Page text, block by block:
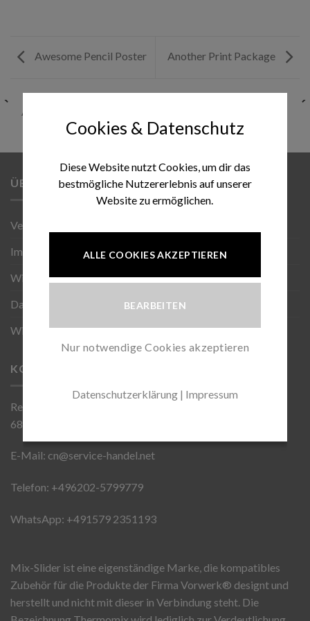
Awesome Pencil Poster Another Print Package
ANOTHER PRINT PACKAGE
ÜBER UNS
Versand
Impressum
Wiederruf
Datenschutz
Wiederverkäufer werden
KONTAKT
Reinhardtweg 3
68723 Schwetzingen
E-Mail: cn@service-handel.net
Telefon: +496202-5799779
WhatsApp: +491579 2351193
Mix-Slider ist eine eigenständige Marke, die kompatibles
Zubehör für die Produkte der Firma Vorwerk®️ designt und
herstellt und nicht mit dieser in Verbindung steht. Die
Cookies & Datenschutz
Diese Website nutzt Cookies, um dir das
bestmögliche Nutzererlebnis auf unserer
Website zu ermöglichen.
ALLE COOKIES AKZEPTIEREN
BEARBEITEN
Nur notwendige Cookies akzeptieren
Datenschutzerklärung | Impressum